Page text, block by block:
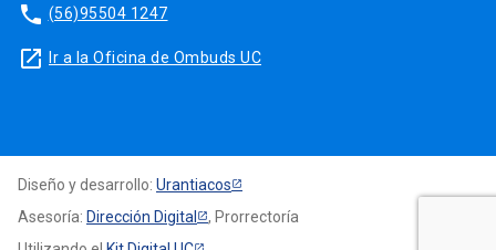
phone (56)95504 1247
launch Ir a la Oficina de Ombuds UC
Diseño y desarrollo: Urantiacos
Asesoría: Dirección Digital
, Prorrectoría